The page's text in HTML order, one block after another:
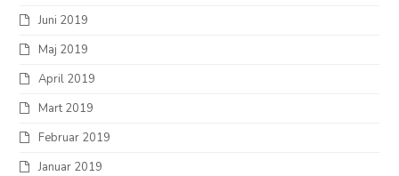
Juni 2019
Maj 2019
April 2019
Mart 2019
Februar 2019
Januar 2019